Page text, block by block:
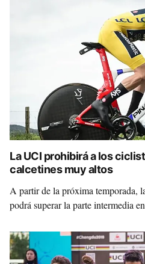
La UCI prohibirá a los
calcetines muy altos
A partir de la próxima temporada,
podrá superar la parte intermedia